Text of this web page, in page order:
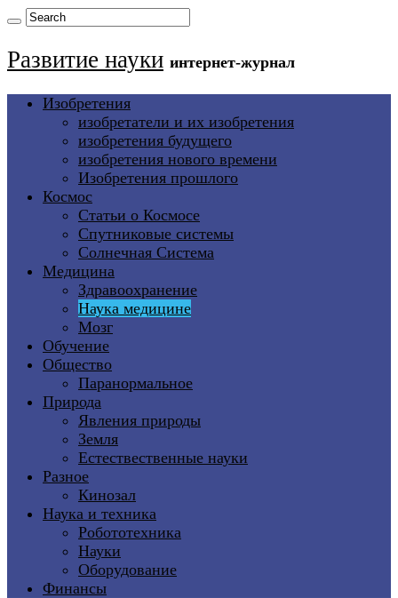
Развитие науки интернет-журнал
Изобретения
изобретатели и их изобретения
изобретения будущего
изобретения нового времени
Изобретения прошлого
Космос
Статьи о Космосе
Спутниковые системы
Солнечная Система
Медицина
Здравоохранение
Наука медицине
Мозг
Обучение
Общество
Паранормальное
Природа
Явления природы
Земля
Естествественные науки
Разное
Кинозал
Наука и техника
Робототехника
Науки
Оборудование
Финансы